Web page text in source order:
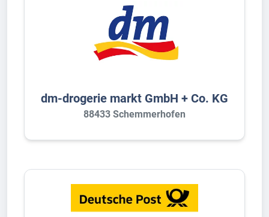
dm-drogerie markt GmbH + Co. KG
88433 Schemmerhofen